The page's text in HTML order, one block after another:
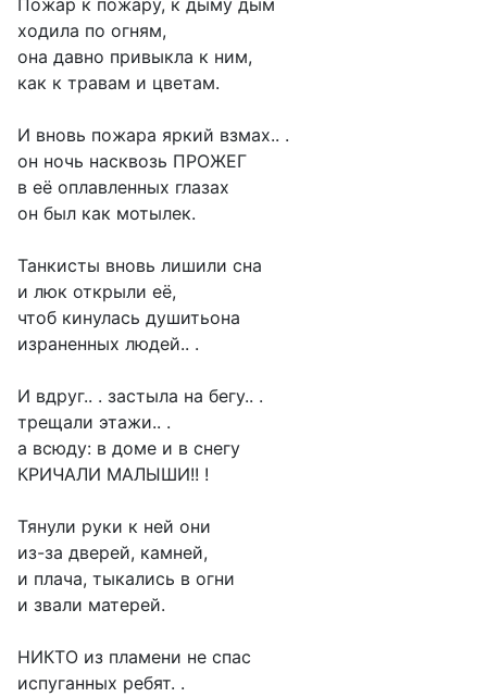
Пожар к пожару, к дыму дым
ходила по огням,
она давно привыкла к ним,
как к травам и цветам.
И вновь пожара яркий взмах.. .
он ночь насквозь ПРОЖЕГ
в её оплавленных глазах
он был как мотылек.
Танкисты вновь лишили сна
и люк открыли её,
чтоб кинулась душитьона
израненных людей.. .
И вдруг.. . застыла на бегу.. .
трещали этажи.. .
а всюду: в доме и в снегу
КРИЧАЛИ МАЛЫШИ!! !
Тянули руки к ней они
из-за дверей, камней,
и плача, тыкались в огни
и звали матерей.
НИКТО из пламени не спас
испуганных ребят. .